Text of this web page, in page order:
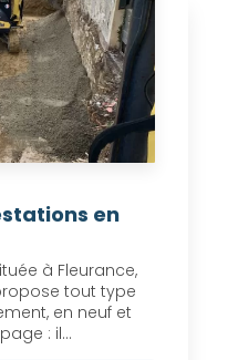
en
à Fleurance,
tout type
en neuf et
: il...